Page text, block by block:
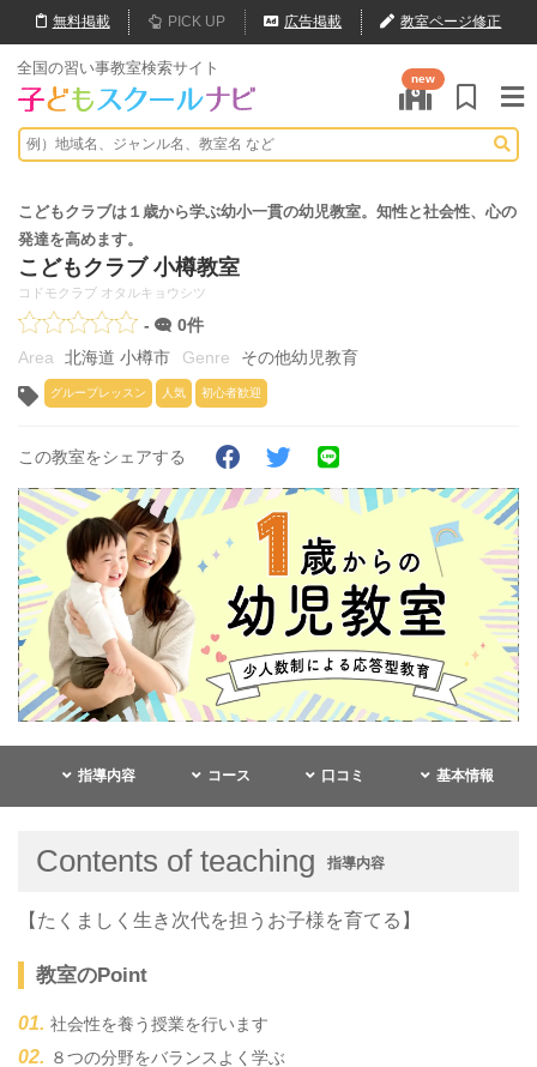
無料掲載 PICK UP 広告掲載 教室ページ修正
全国の習い事教室検索サイト
new
こどもクラブは１歳から学ぶ幼小一貫の幼児教室。知性と社会性、心の
発達を高めます。
こどもクラブ 小樽教室
コドモクラブ オタルキョウシツ
-
0件
北海道 小樽市
その他幼児教育
グループレッスン 人気 初心者歓迎
この教室をシェアする
指導内容 コース 口コミ 基本情報
Contents of teaching 指導内容
【たくましく生き次代を担うお子様を育てる】
教室のPoint
社会性を養う授業を行います
８つの分野をバランスよく学ぶ